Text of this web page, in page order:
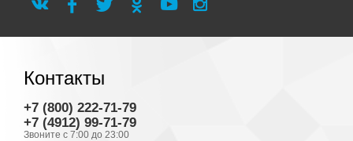
Контакты
+7 (800) 222-71-79
+7 (4912) 99-71-79
Звоните с 7:00 до 23:00